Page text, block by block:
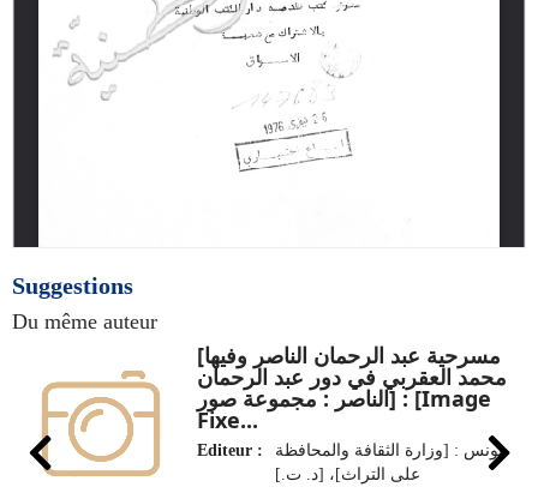
Suggestions
Du même auteur
[مسرحية عبد الرحمان الناصر وفيها
محمد العقربي في دور عبد الرحمان
الناصر : مجموعة صور] : [Image
Fixe...
Editeur :
تونس : [وزارة الثقافة والمحافظة
على التراث]، [د. ت.]